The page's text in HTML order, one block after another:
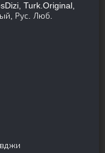
Turk.Original,
Рус. Люб.